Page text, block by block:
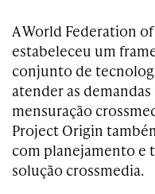
A World Federation
estabeleceu um
conjunto de
atender as
mensuração
Project Origin
com planejamento e
solução crossmedia.